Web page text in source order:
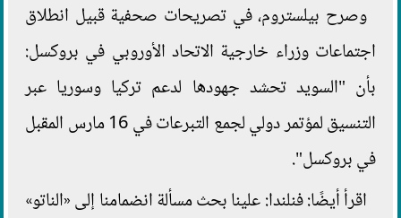
وصرح بيلستروم، في تصريحات صحفية قبيل انطلاق
اجتماعات وزراء خارجية الاتحاد الأوروبي في بروكسل:
بأن "السويد تحشد جهودها لدعم تركيا وسوريا عبر
التنسيق لمؤتمر دولي لجمع التبرعات في 16 مارس المقبل
في بروكسل".
اقرأ أيضًا: فنلندا: علينا بحث مسألة انضمامنا إلى «الناتو»